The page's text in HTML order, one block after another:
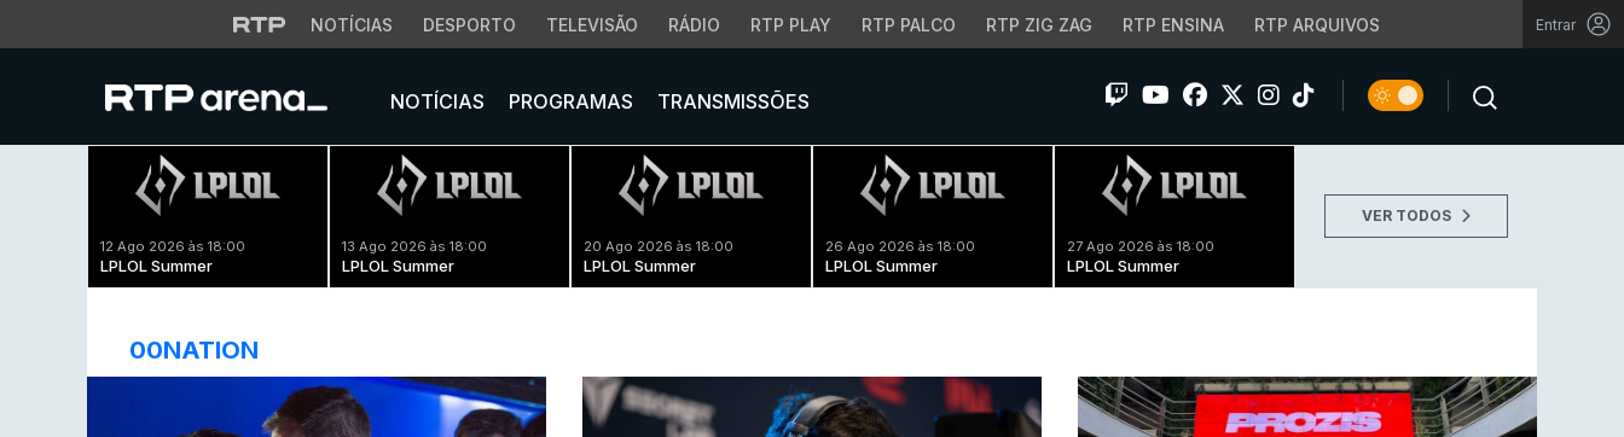
NOTÍCIAS DESPORTO TELEVISÃO RÁDIO RTP PLAY RTP PALCO RTP ZIG ZAG RTP ENSINA RTP ARQUIVOS Entrar
NOTÍCIAS PROGRAMAS TRANSMISSÕES
12 Ago 2026 às 18:00
LPLOL Summer
13 Ago 2026 às 18:00
LPLOL Summer
20 Ago 2026 às 18:00
LPLOL Summer
26 Ago 2026 às 18:00
LPLOL Summer
27 Ago 2026 às 18:00
LPLOL Summer
VER TODOS
00NATION